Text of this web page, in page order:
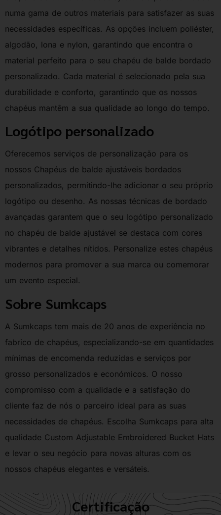
numa gama de outros materiais para satisfazer as suas
necessidades específicas. As opções incluem poliéster,
algodão, lona e nylon, garantindo que encontra o
material perfeito para o seu chapéu de balde bordado
personalizado. Cada material é selecionado pela sua
durabilidade e conforto, garantindo que os nossos
chapéus mantêm a sua qualidade ao longo do tempo.
Logótipo personalizado
Oferecemos serviços de personalização para os
nossos Chapéus de balde ajustáveis bordados
personalizados, permitindo-lhe adicionar o seu próprio
logótipo ou desenho. As nossas técnicas de bordado
avançadas garantem que o seu logótipo personalizado
no chapéu de balde ajustável se destaca com cores
vibrantes e detalhes nítidos. Personalize estes chapéus
modernos para promover a sua marca ou comemorar
um evento especial.
Sobre Sumkcaps
A Sumkcaps tem mais de 20 anos de experiência no
fabrico de chapéus, especializando-se em quantidades
mínimas de encomenda reduzidas e serviços por
grosso personalizados e económicos. O nosso
compromisso com a qualidade e a satisfação do
cliente faz de nós o parceiro ideal para as suas
necessidades de chapéus. Escolha Sumkcaps para alta
qualidade Custom Adjustable Embroidered Bucket Hats
e levar o seu negócio para novas alturas com os
nossos chapéus elegantes e versáteis.
Certificação